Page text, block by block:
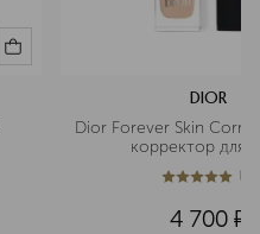
DIOR
Dior Forever Skin
корректор для
5из 51 (
4 700 ¤